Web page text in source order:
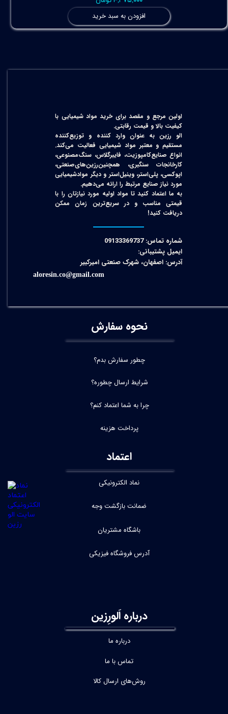
افزودن به سبد خرید
اولین مرجع و مقصد برای خرید مواد شیمیایی با
کیفیت بالا و قیمت رقابتی.
الو رزین به عنوان وارد کننده و توزیع‌کننده
مستقیم و معتبر مواد شیمیایی فعالیت می‌کند.
انواع صنایع‌کامپوزیت، فایبرگلاس، سنگ‌مصنوعی،
کارخانجات سنگبری، همچنین‌رزین‌های‌صنعتی،
اپوکسی، پلی‌استر، وینیل‌استر و دیگر مواد‌شیمیایی
مورد نیاز صنایع مرتبط را ارائه می‌دهیم.
به ما اعتماد کنید تا مواد اولیه مورد نیازتان را با
قیمتی مناسب و در سریع‌ترین زمان ممکن
دریافت کنید!​​​​​​​
شماره تماس: 09133369737
ایمیل پشتیبانی:
آدرس: اصفهان، شهرک صنعتی امیرکبیر
aloresin.co@gmail.com
نحوه سفارش
چطور سفارش بدم؟
شرایط ارسال چطوره؟
چرا به شما اعتماد کنم؟
پرداخت هزینه
اعتماد
نماد الکترونیکی
ضمانت بازگشت وجه
باشگاه مشتریان
آدرس فروشگاه فیزیکی
درباره اَلورِزین
درباره ما
تماس با ما
روش‌های ارسال کالا